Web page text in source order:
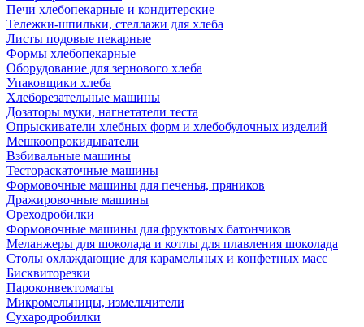
Печи хлебопекарные и кондитерские
Тележки-шпильки, стеллажи для хлеба
Листы подовые пекарные
Формы хлебопекарные
Оборудование для зернового хлеба
Упаковщики хлеба
Хлеборезательные машины
Дозаторы муки, нагнетатели теста
Опрыскиватели хлебных форм и хлебобулочных изделий
Мешкоопрокидыватели
Взбивальные машины
Тестораскаточные машины
Формовочные машины для печенья, пряников
Дражировочные машины
Ореходробилки
Формовочные машины для фруктовых батончиков
Меланжеры для шоколада и котлы для плавления шоколада
Столы охлаждающие для карамельных и конфетных масс
Бисквиторезки
Пароконвектоматы
Микромельницы, измельчители
Сухародробилки